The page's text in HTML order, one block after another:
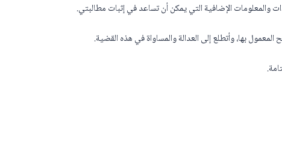
والمعلومات الإضافية التي يمكن أن تساعد في إثبات مطالبتي.
المعمول بها، وأتطلع إلى العدالة والمساواة في هذه القضية.